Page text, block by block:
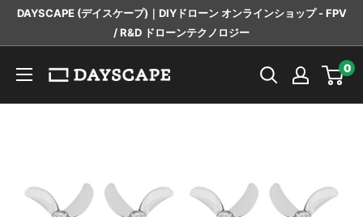
ツ
DAYSCAPE (デイスケープ)｜DIYドローン オンラインショップ - FPV
/ R&D ドローンテクノロジー
DAYSCAPE 0